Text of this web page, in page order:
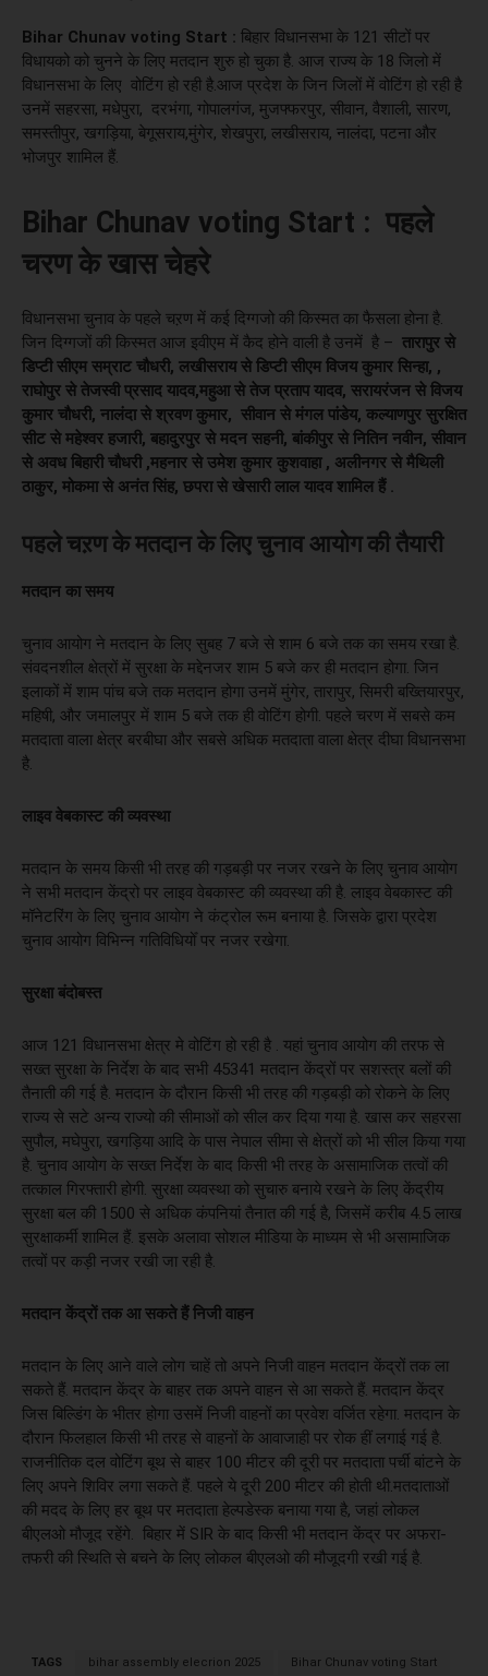
Bihar Chunav voting Start : बिहार विधानसभा के 121 सीटों पर
विधायको को चुनने के लिए मतदान शुरु हो चुका है. आज राज्य के 18 जिलो में
विधानसभा के लिए वोटिंग हो रही है.आज प्रदेश के जिन जिलों में वोटिंग हो रही है
उनमें सहरसा, मधेपुरा, दरभंगा, गोपालगंज, मुजफ्फरपुर, सीवान, वैशाली, सारण,
समस्तीपुर, खगड़िया, बेगूसराय,मुंगेर, शेखपुरा, लखीसराय, नालंदा, पटना और
भोजपुर शामिल हैं.
Bihar Chunav voting Start : पहले
चरण के खास चेहरे
विधानसभा चुनाव के पहले चऱण में कई दिग्गजो की किस्मत का फैसला होना है.
जिन दिग्गजों की किस्मत आज इवीएम में कैद होने वाली है उनमें है – तारापुर से
डिप्टी सीएम सम्राट चौधरी, लखीसराय से डिप्टी सीएम विजय कुमार सिन्हा, ,
राघोपुर से तेजस्वी प्रसाद यादव,महुआ से तेज प्रताप यादव, सरायरंजन से विजय
कुमार चौधरी, नालंदा से श्रवण कुमार, सीवान से मंगल पांडेय, कल्याणपुर सुरक्षित
सीट से महेश्वर हजारी, बहादुरपुर से मदन सहनी, बांकीपुर से नितिन नवीन, सीवान
से अवध बिहारी चौधरी ,महनार से उमेश कुमार कुशवाहा , अलीनगर से मैथिली
ठाकुर, मोकमा से अनंत सिंह, छपरा से खेसारी लाल यादव शामिल हैं .
पहले चऱण के मतदान के लिए चुनाव आयोग की तैयारी
मतदान का समय
चुनाव आयोग ने मतदान के लिए सुबह 7 बजे से शाम 6 बजे तक का समय रखा है.
संवदनशील क्षेत्रों में सुरक्षा के मद्देनजर शाम 5 बजे कर ही मतदान होगा. जिन
इलाकों में शाम पांच बजे तक मतदान होगा उनमें मुंगेर, तारापुर, सिमरी बख्तियारपुर,
महिषी, और जमालपुर में शाम 5 बजे तक ही वोटिंग होगी. पहले चरण में सबसे कम
मतदाता वाला क्षेत्र बरबीघा और सबसे अधिक मतदाता वाला क्षेत्र दीघा विधानसभा
है.
लाइव वेबकास्ट की व्यवस्था
मतदान के समय किसी भी तरह की गड़बड़ी पर नजर रखने के लिए चुनाव आयोग
ने सभी मतदान केंद्रो पर लाइव वेबकास्ट की व्यवस्था की है. लाइव वेबकास्ट की
मॉनेटरिंग के लिए चुनाव आयोग ने कंट्रोल रूम बनाया है. जिसके द्वारा प्रदेश
चुनाव आयोग विभिन्न गतिविधियोँ पर नजर रखेगा.
सुरक्षा बंदोबस्त
आज 121 विधानसभा क्षेत्र मे वोटिंग हो रही है . यहां चुनाव आयोग की तरफ से
सख्त सुरक्षा के निर्देश के बाद सभी 45341 मतदान केंद्रों पर सशस्त्र बलों की
तैनाती की गई है. मतदान के दौरान किसी भी तरह की गड़बड़ी को रोकने के लिए
राज्य से सटे अन्य राज्यो की सीमाओं को सील कर दिया गया है. खास कर सहरसा
सुपौल, मघेपुरा, खगड़िया आदि के पास नेपाल सीमा से क्षेत्रों को भी सील किया गया
है. चुनाव आयोग के सख्त निर्देश के बाद किसी भी तरह के असामाजिक तत्वों की
तत्काल गिरफ्तारी होगी. सुरक्षा व्यवस्था को सुचारु बनाये रखने के लिए केंद्रीय
सुरक्षा बल की 1500 से अधिक कंपनियां तैनात की गई है, जिसमें करीब 4.5 लाख
सुरक्षाकर्मी शामिल हैं. इसके अलावा सोशल मीडिया के माध्यम से भी असामाजिक
तत्वों पर कड़ी नजर रखी जा रही है.
मतदान केंद्रों तक आ सकते हैं निजी वाहन
मतदान के लिए आने वाले लोग चाहें तो अपने निजी वाहन मतदान केंद्रों तक ला
सकते हैं. मतदान केंद्र के बाहर तक अपने वाहन से आ सकते हैं. मतदान केंद्र
जिस बिल्डिंग के भीतर होगा उसमें निजी वाहनों का प्रवेश वर्जित रहेगा. मतदान के
दौरान फिलहाल किसी भी तरह से वाहनों के आवाजाही पर रोक हीं लगाई गई है.
राजनीतिक दल वोटिंग बूथ से बाहर 100 मीटर की दूरी पर मतदाता पर्ची बांटने के
लिए अपने शिविर लगा सकते हैं. पहले ये दूरी 200 मीटर की होती थी.मतदाताओं
की मदद के लिए हर बूथ पर मतदाता हेल्पडेस्क बनाया गया है, जहां लोकल
बीएलओ मौजूद रहेंगे. बिहार में SIR के बाद किसी भी मतदान केंद्र पर अफरा-
तफरी की स्थिति से बचने के लिए लोकल बीएलओ की मौजूदगी रखी गई है.
TAGS bihar assembly elecrion 2025 Bihar Chunav voting Start